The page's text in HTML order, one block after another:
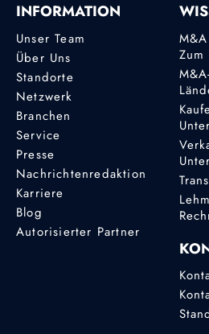
INFORMATION
Unser Team
Über Uns
Standorte
Netzwerk
Branchen
Service
Presse
Nachrichtenredaktion
Karriere
Blog
Autorisierter Partner
Zum